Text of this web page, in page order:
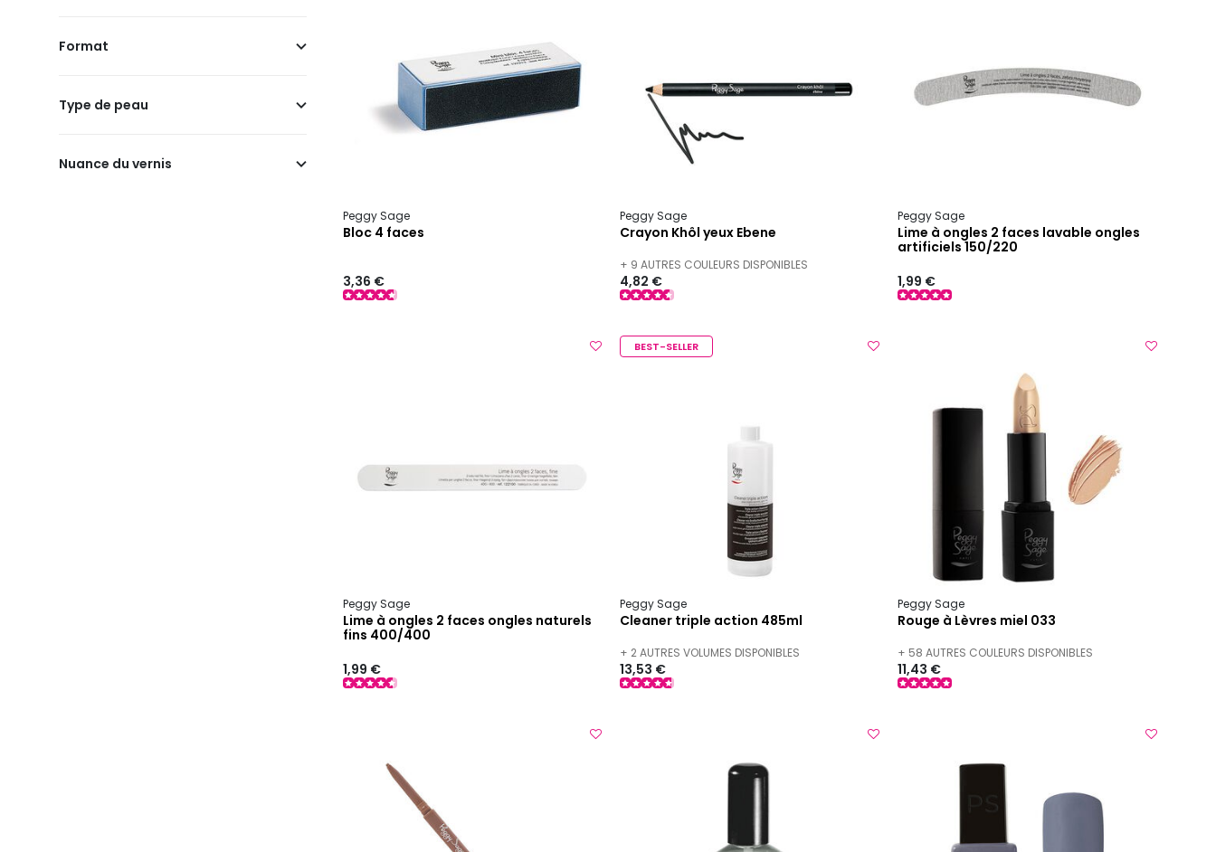
Format
Type de peau
Nuance du vernis
Peggy Sage
Bloc 4 faces
3,36 €
Peggy Sage
Crayon Khôl yeux Ebene
+ 9 AUTRES COULEURS DISPONIBLES
4,82 €
Peggy Sage
Lime à ongles 2 faces lavable ongles
artificiels 150/220
1,99 €
Peggy Sage
Lime à ongles 2 faces ongles naturels
fins 400/400
1,99 €
BEST-SELLER
Peggy Sage
Cleaner triple action 485ml
+ 2 AUTRES VOLUMES DISPONIBLES
13,53 €
Peggy Sage
Rouge à Lèvres miel 033
+ 58 AUTRES COULEURS DISPONIBLES
11,43 €